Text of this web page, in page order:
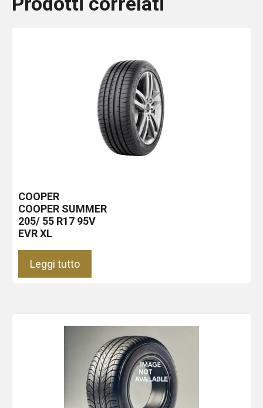
COOPER
COOPER SUMMER
205/ 55 R17 95V
EVR XL
Leggi tutto